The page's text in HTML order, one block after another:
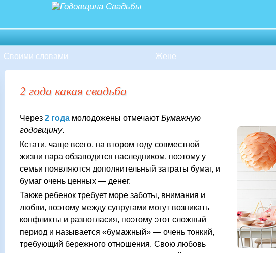
Своими словами Жене
2 года какая свадьба
Через 2 года молодожены отмечают Бумажную
годовщину.
Кстати, чаще всего, на втором году совместной
жизни пара обзаводится наследником, поэтому у
семьи появляются дополнительный затраты бумаг, и
бумаг очень ценных — денег.
Также ребенок требует море заботы, внимания и
любви, поэтому между супругами могут возникать
конфликты и разногласия, поэтому этот сложный
период и называется «бумажный» — очень тонкий,
требующий бережного отношения. Свою любовь